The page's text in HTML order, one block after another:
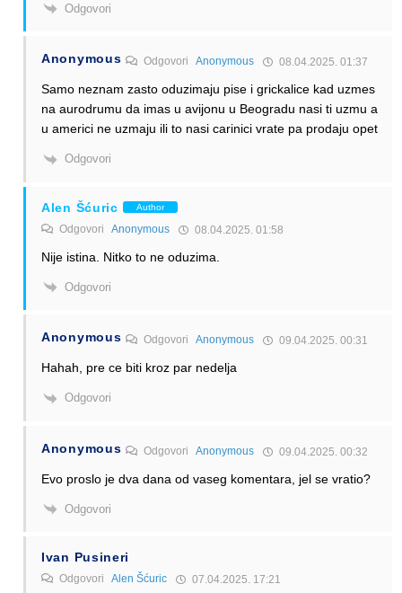
Odgovori
Anonymous OdgovoriAnonymous 08.04.2025. 01:37
Samo neznam zasto oduzimaju pise i grickalice kad uzmes
na aurodrumu da imas u avijonu u Beogradu nasi ti uzmu a
u americi ne uzmaju ili to nasi carinici vrate pa prodaju opet
Odgovori
Alen Šćuric Author
Odgovori Anonymous 08.04.2025. 01:58
Nije istina. Nitko to ne oduzima.
Odgovori
Anonymous OdgovoriAnonymous 09.04.2025. 00:31
Hahah, pre ce biti kroz par nedelja
Odgovori
Anonymous OdgovoriAnonymous 09.04.2025. 00:32
Evo proslo je dva dana od vaseg komentara, jel se vratio?
Odgovori
Ivan Pusineri
Odgovori Alen Šćuric 07.04.2025. 17:21